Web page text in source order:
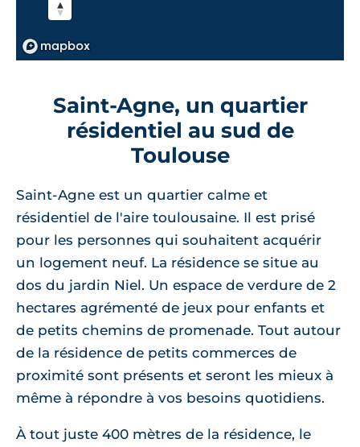
Saint-Agne, un quartier
résidentiel au sud de
Toulouse
Saint-Agne est un quartier calme et
résidentiel de l'aire toulousaine. Il est prisé
pour les personnes qui souhaitent acquérir
un logement neuf. La résidence se situe au
dos du jardin Niel. Un espace de verdure de 2
hectares agrémenté de jeux pour enfants et
de petits chemins de promenade. Tout autour
de la résidence de petits commerces de
proximité sont présents et seront les mieux à
même à répondre à vos besoins quotidiens.
À tout juste 400 mètres de la résidence, le